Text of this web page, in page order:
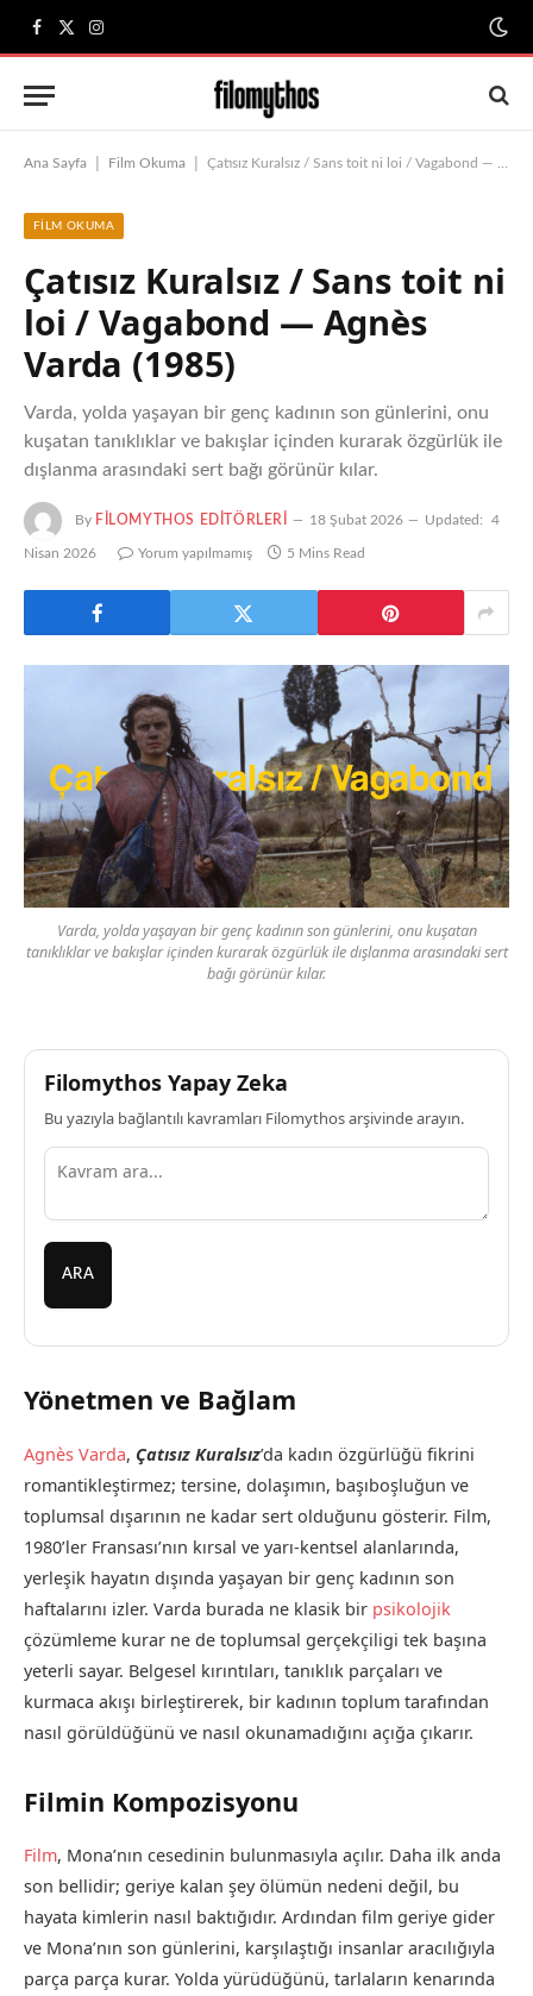
Facebook
X
(Twitter)
Instagram
Ana Sayfa Film Okuma Çatısız Kuralsız / Sans toit ni loi / Vagabond — Agnès Varda (1985)
FILM OKUMA
Çatısız Kuralsız / Sans toit ni
loi / Vagabond — Agnès
Varda (1985)
Varda, yolda yaşayan bir genç kadının son günlerini, onu
kuşatan tanıklıklar ve bakışlar içinden kurarak özgürlük ile
dışlanma arasındaki sert bağı görünür kılar.
By FILOMYTHOS EDITÖRLERI 18 Şubat 2026 Updated: 4
Nisan 2026 Yorum yapılmamış 5 Mins Read
Varda, yolda yaşayan bir genç kadının son günlerini, onu kuşatan
tanıklıklar ve bakışlar içinden kurarak özgürlük ile dışlanma arasındaki sert
bağı görünür kılar.
Filomythos Yapay Zeka
Bu yazıyla bağlantılı kavramları Filomythos arşivinde arayın.
ARA
Yönetmen ve Bağlam
Agnès Varda, Çatısız Kuralsız’da kadın özgürlüğü fikrini
romantikleştirmez; tersine, dolaşımın, başıboşluğun ve
toplumsal dışarının ne kadar sert olduğunu gösterir. Film,
1980’ler Fransası’nın kırsal ve yarı-kentsel alanlarında,
yerleşik hayatın dışında yaşayan bir genç kadının son
haftalarını izler. Varda burada ne klasik bir psikolojik
çözümleme kurar ne de toplumsal gerçekçiligi tek başına
yeterli sayar. Belgesel kırıntıları, tanıklık parçaları ve
kurmaca akışı birleştirerek, bir kadının toplum tarafından
nasıl görüldüğünü ve nasıl okunamadığını açığa çıkarır.
Filmin Kompozisyonu
Film, Mona’nın cesedinin bulunmasıyla açılır. Daha ilk anda
son bellidir; geriye kalan şey ölümün nedeni değil, bu
hayata kimlerin nasıl baktığıdır. Ardından film geriye gider
ve Mona’nın son günlerini, karşılaştığı insanlar aracılığıyla
parça parça kurar. Yolda yürüdüğünü, tarlaların kenarında